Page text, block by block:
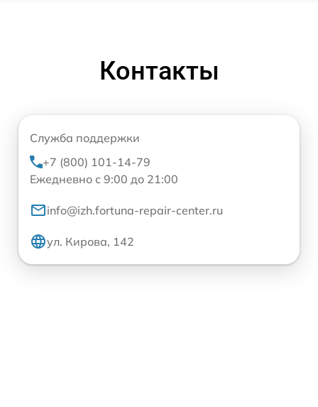
Контакты
Служба поддержки
+7 (800) 101-14-79
Ежедневно с 9:00 до 21:00
info@izh.fortuna-repair-center.ru
ул. Кирова, 142